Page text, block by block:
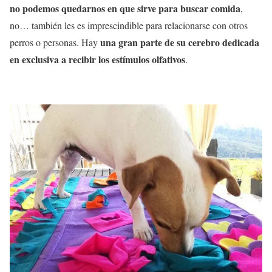
no podemos quedarnos en que sirve para buscar comida,
no… también les es imprescindible para relacionarse con otros
perros o personas. Hayuna gran parte de su cerebro dedicada
en exclusiva a recibir los estímulos olfativos.